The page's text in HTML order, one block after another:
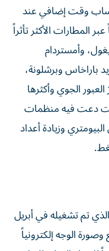
وقت إضافي عند
المطارات الأكثر تأثراً
وأمستردام
باراخاس وبرشلونة،
الجوي وأكثرها
دعت فيه منظمات
وزيادة أعداد
تم تشغيله في أبريل
الوجه إلكترونياً